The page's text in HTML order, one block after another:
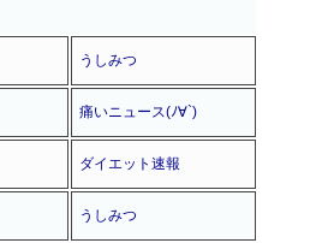
うしみつ
痛いニュース(ﾉ∀`)
ダイエット速報
うしみつ